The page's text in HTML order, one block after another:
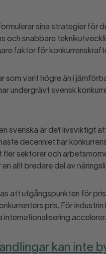
sina strategier för
och snabbare
faktor för
som varit högre än i
undergrävt svensk
svenska är det livsviktigt
decenniet har
fler sektorer och
allt bredare del av
att utgångspunkten för
pris. För
internationalisering
kan inte